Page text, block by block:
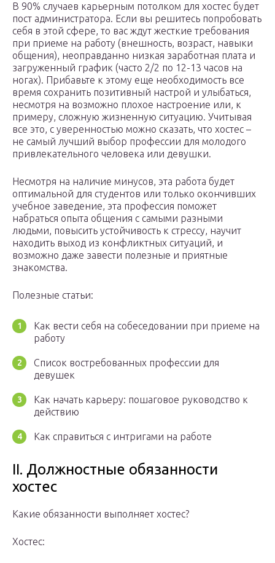
В 90% случаев карьерным потолком для хостес будет
пост администратора. Если вы решитесь попробовать
себя в этой сфере, то вас ждут жесткие требования
при приеме на работу (внешность, возраст, навыки
общения), неоправданно низкая заработная плата и
загруженный график (часто 2/2 по 12-13 часов на
ногах). Прибавьте к этому еще необходимость все
время сохранить позитивный настрой и улыбаться,
несмотря на возможно плохое настроение или, к
примеру, сложную жизненную ситуацию. Учитывая
все это, с уверенностью можно сказать, что хостес –
не самый лучший выбор профессии для молодого
привлекательного человека или девушки.
Несмотря на наличие минусов, эта работа будет
оптимальной для студентов или только окончивших
учебное заведение, эта профессия поможет
набраться опыта общения с самыми разными
людьми, повысить устойчивость к стрессу, научит
находить выход из конфликтных ситуаций, и
возможно даже завести полезные и приятные
знакомства.
Полезные статьи:
Как вести себя на собеседовании при приеме на
работу
Список востребованных профессии для
девушек
Как начать карьеру: пошаговое руководство к
действию
Как справиться с интригами на работе
II. Должностные обязанности
хостес
Какие обязанности выполняет хостес?
Хостес: